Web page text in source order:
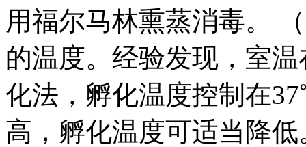
用福尔马林熏蒸消毒。
的温度。经验发现，室
化法，孵化温度控制在
高，孵化温度可适当降